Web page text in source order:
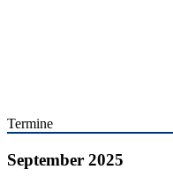
Termine
September 2025